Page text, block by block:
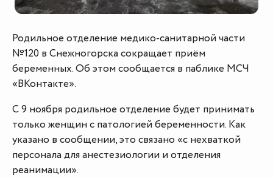
Родильное отделение медико-санитарной части
№120 в Снежногорска сокращает приём
беременных. Об этом сообщается в паблике МСЧ
«ВКонтакте».
С 9 ноября родильное отделение будет принимать
только женщин с патологией беременности. Как
указано в сообщении, это связано «с нехваткой
персонала для анестезиологии и отделения
реанимации».